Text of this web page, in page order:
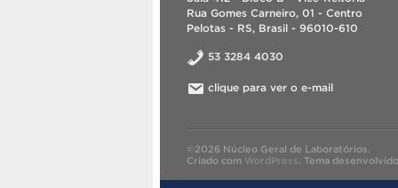
Rua Gomes Carneiro, 01 - Centro
Pelotas - RS, Brasil - 96010-610
53 3284 4030
clique para ver o e-mail
©2026 Núcleo Geral de Laboratórios.
Criado com WordPress. Tema